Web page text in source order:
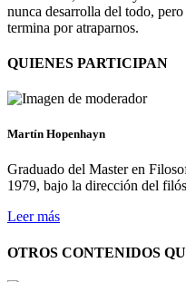
nunca desarrolla del todo,
termina por atraparnos.
QUIENES PARTICIPAN
Martín Hopenhayn
Graduado del Master en
1979, bajo la dirección del
Leer más
OTROS CONTENIDOS